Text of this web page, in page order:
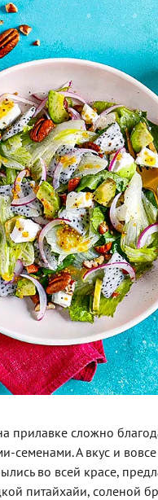
прилавке сложно
А вкус и
во всей красе,
питайхайи, соленой